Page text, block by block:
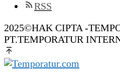
RSS
2025©HAK CIPTA -
PT.TEMPORATUR